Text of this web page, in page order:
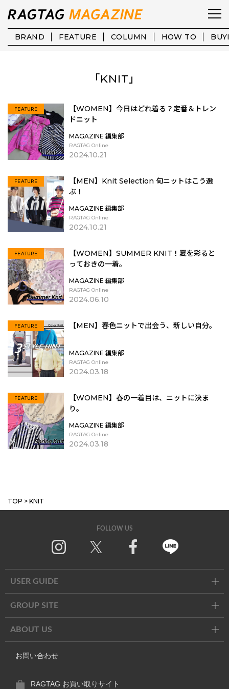
BRAND FEATURE COLUMN HOW TO
「KNIT」
FEATURE
【WOMEN】今日はどれ着る？定番＆トレン
ドニット
MAGAZINE 編集部
RAGTAG Online
2024.10.21
FEATURE
【MEN】Knit Selection 旬ニットはこう選
ぶ！
MAGAZINE 編集部
RAGTAG Online
2024.10.21
FEATURE
【WOMEN】SUMMER KNIT！夏を彩ると
っておきの一着。
MAGAZINE 編集部
RAGTAG Online
2024.06.10
FEATURE 【MEN】春色ニットで出会う、新しい自分。
MAGAZINE 編集部
RAGTAG Online
2024.03.18
FEATURE
【WOMEN】春の一着目は、ニットに決ま
り。
MAGAZINE 編集部
RAGTAG Online
2024.03.18
TOP > KNIT
FOLLOW US
USER GUIDE
GROUP SITE
ABOUT US
お問い合わせ
RAGTAG お買い取りサイト